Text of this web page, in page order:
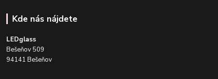
Kde nás nájdete
LEDglass
Bešeňov 509
94141 Bešeňov